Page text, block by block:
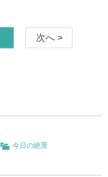
次へ >
今日の絶景